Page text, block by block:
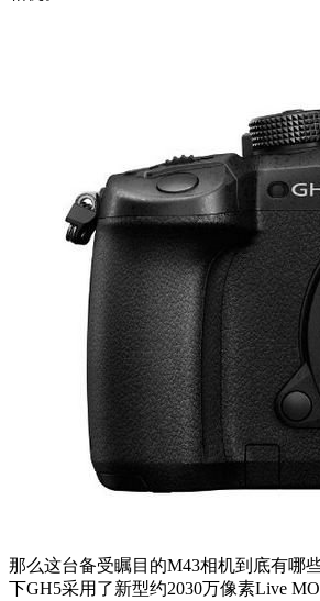
那么这台备受瞩目的M43相机到底有哪
下GH5采用了新型约2030万像素Live